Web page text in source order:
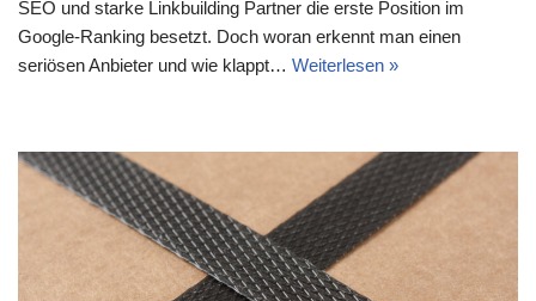
SEO und starke Linkbuilding Partner die erste Position im
Google-Ranking besetzt. Doch woran erkennt man einen
seriösen Anbieter und wie klappt… Weiterlesen »